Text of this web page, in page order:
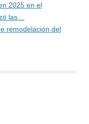
2025 en el
las…
remodelación del